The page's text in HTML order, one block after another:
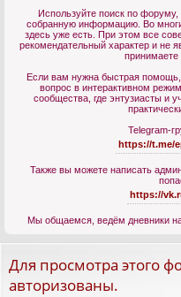
Используйте поиск по
собранную информацию. Во
здесь уже есть. При этом все
рекомендательный характер и не
принимаете
Если вам нужна быстрая
вопрос в интерактивном
сообщества, где энтузиасты и
Telegram-
https://t.me/
Также вы можете написать
https://
Мы общаемся, ведём дневники
Для просмотра этого
авторизованы.